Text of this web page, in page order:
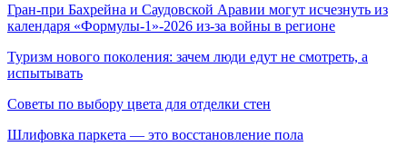
Гран-при Бахрейна и Саудовской Аравии могут исчезнуть из
календаря «Формулы-1»-2026 из-за войны в регионе
Туризм нового поколения: зачем люди едут не смотреть, а
испытывать
Советы по выбору цвета для отделки стен
Шлифовка паркета — это восстановление пола